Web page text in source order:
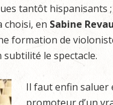
tantôt hispanisants
choisi, en Sabine
formation de
le spectacle.
Il faut enfin saluer